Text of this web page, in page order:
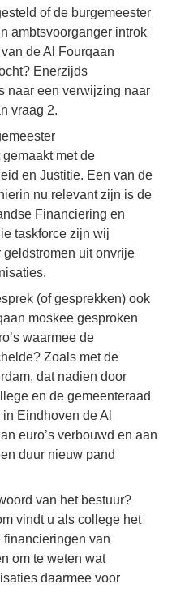
of de burgemeester
ambtsvoorganger introk
de Al Fourqaan
Enerzijds
naar een verwijzing naar
vraag 2.
met de
en Justitie. Een van de
nu relevant zijn is de
Financiering en
taskforce zijn wij
geldstromen uit onvrije
(of gesprekken) ook
moskee gesproken
waarmee de
Zoals met de
dat nadien door
en de gemeenteraad
Eindhoven de Al
euro’s verbouwd en aan
duur nieuw pand
van het bestuur?
vindt u als college het
van
om te weten wat
daarmee voor